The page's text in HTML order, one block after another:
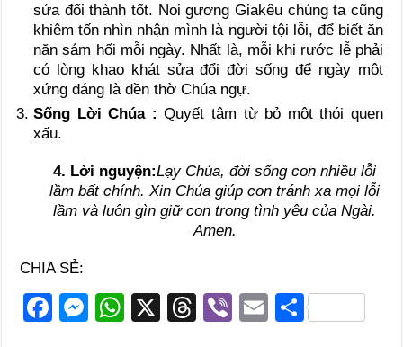
sửa đổi thành tốt. Noi gương Giakêu chúng ta cũng
khiêm tốn nhìn nhận mình là người tội lỗi, để biết ăn
năn sám hối mỗi ngày. Nhất là, mỗi khi rước lễ phải
có lòng khao khát sửa đổi đời sống để ngày một
xứng đáng là đền thờ Chúa ngự.
Sống Lời Chúa : Quyết tâm từ bỏ một thói quen
xấu.
4. Lời nguyện:Lạy Chúa, đời sống con nhiều lỗi
lầm bất chính. Xin Chúa giúp con tránh xa mọi lỗi
lầm và luôn gìn giữ con trong tình yêu của Ngài.
Amen.
CHIA SẺ:
F
M
W
X
T
Vi
E S